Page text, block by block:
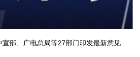
宣部、广电总局等27部门印发最新意见